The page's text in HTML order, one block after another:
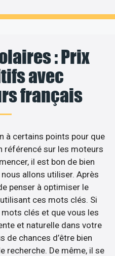
: Prix
avec
français
à certains points pour que
référencé sur les moteurs
il est bon de bien
allons utiliser. Après
penser à optimiser le
ces mots clés. Si
clés et que vous les
et naturelle dans votre
de chances d’être bien
recherche. De même, il se